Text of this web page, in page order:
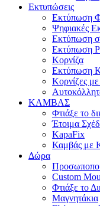
Εκτυπώσεις
Εκτύπωση
Ψηφιακές
Εκτύπωση
Εκτύπωση
Κορνίζα
Εκτύπωση
Κορνίζες
ΚΑΜΒΑΣ
Φτιάξε το
Έτοιμα
KapaFix
Καμβάς με
Δώρα
Custom
Φτιάξε το
Μαγνητάκια